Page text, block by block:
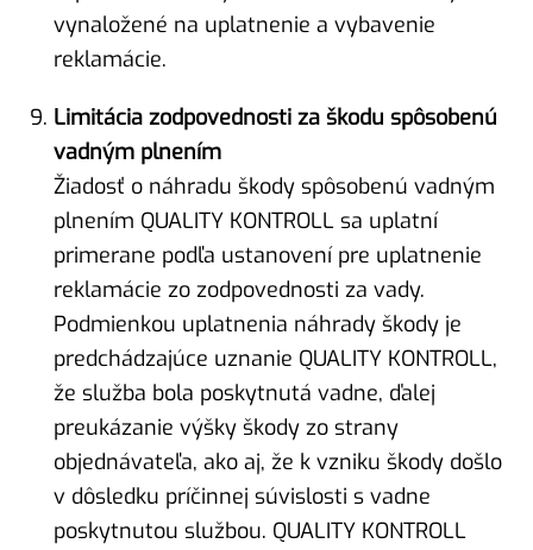
vynaložené na uplatnenie a vybavenie
reklamácie.
Limitácia zodpovednosti za škodu spôsobenú
vadným plnením
Žiadosť o náhradu škody spôsobenú vadným
plnením QUALITY KONTROLL sa uplatní
primerane podľa ustanovení pre uplatnenie
reklamácie zo zodpovednosti za vady.
Podmienkou uplatnenia náhrady škody je
predchádzajúce uznanie QUALITY KONTROLL,
že služba bola poskytnutá vadne, ďalej
preukázanie výšky škody zo strany
objednávateľa, ako aj, že k vzniku škody došlo
v dôsledku príčinnej súvislosti s vadne
poskytnutou službou. QUALITY KONTROLL